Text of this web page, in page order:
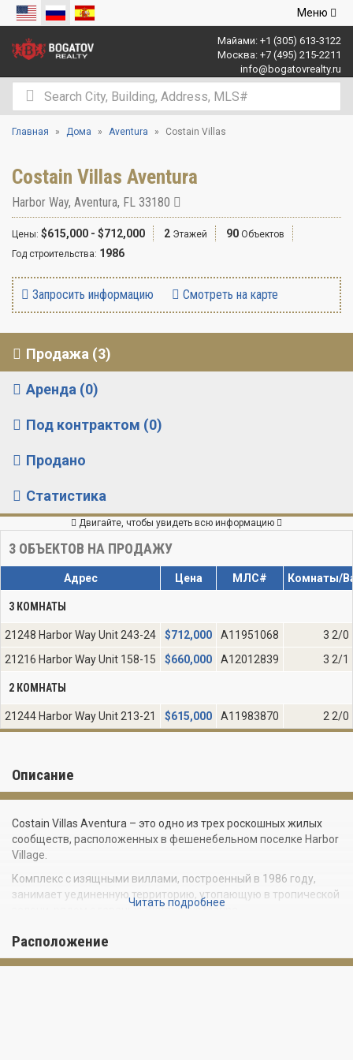
Открыть
Меню
Майами: +1 (305) 613-3122
Москва: +7 (495) 215-2211
info@bogatovrealty.ru
Главная Дома Aventura Costain Villas
Costain Villas Aventura
Harbor Way, Aventura, FL 33180
Цены: $615,000 - $712,000 2 Этажей 90 Объектов
Год строительства: 1986
Запросить информацию Смотреть на карте
Продажа (3)
Аренда (0)
Под контрактом (0)
Продано
Статистика
Двигайте, чтобы увидеть всю информацию
3 ОБЪЕКТОВ НА ПРОДАЖУ
Адрес Цена МЛС# Комнаты/
3 КОМНАТЫ
21248 Harbor Way Unit 243-24 $712,000 A11951068
3 2/0
21216 Harbor Way Unit 158-15
$660,000 A12012839 3 2/1
2 КОМНАТЫ
21244 Harbor Way Unit 213-21 $615,000 A11983870 2 2/0
Описание
Costain Villas Aventura – это одно из трех роскошных жилых
сообществ, расположенных в фешенебельном поселке Harbor
Village.
Комплекс с изящными виллами, построенный в 1986 году,
занимает уединенную территорию, утопающую в тропической
зелени, рядом с гаванью Waterways Marina.
Costain Villas Aventura – это настоящий средиземноморский
рай, в котором расположены 90 роскошных вилл и таунхаусов
с мощеными внутренними двориками и открытыми
Читать подробнее
Расположение